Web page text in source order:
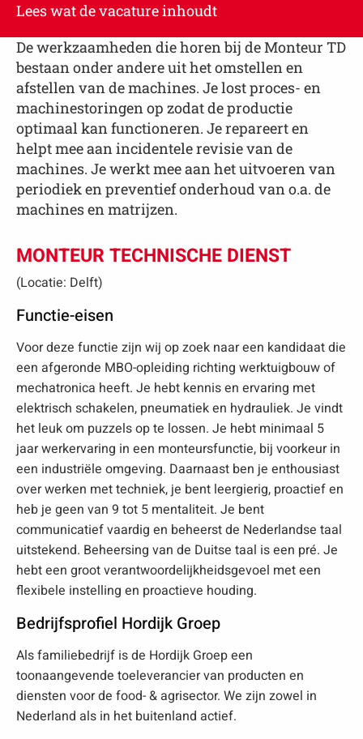
Lees wat de vacature inhoudt
De werkzaamheden die horen bij de Monteur TD
bestaan onder andere uit het omstellen en
afstellen van de machines. Je lost proces- en
machinestoringen op zodat de productie
optimaal kan functioneren. Je repareert en
helpt mee aan incidentele revisie van de
machines. Je werkt mee aan het uitvoeren van
periodiek en preventief onderhoud van o.a. de
machines en matrijzen.
MONTEUR TECHNISCHE DIENST
(Locatie: Delft)
Functie-eisen
Voor deze functie zijn wij op zoek naar een kandidaat die
een afgeronde MBO-opleiding richting werktuigbouw of
mechatronica heeft. Je hebt kennis en ervaring met
elektrisch schakelen, pneumatiek en hydrauliek. Je vindt
het leuk om puzzels op te lossen. Je hebt minimaal 5
jaar werkervaring in een monteursfunctie, bij voorkeur in
een industriële omgeving. Daarnaast ben je enthousiast
over werken met techniek, je bent leergierig, proactief en
heb je geen van 9 tot 5 mentaliteit. Je bent
communicatief vaardig en beheerst de Nederlandse taal
uitstekend. Beheersing van de Duitse taal is een pré. Je
hebt een groot verantwoordelijkheidsgevoel met een
flexibele instelling en proactieve houding.
Bedrijfsprofiel Hordijk Groep
Als familiebedrijf is de Hordijk Groep een
toonaangevende toeleverancier van producten en
diensten voor de food- & agrisector. We zijn zowel in
Nederland als in het buitenland actief.